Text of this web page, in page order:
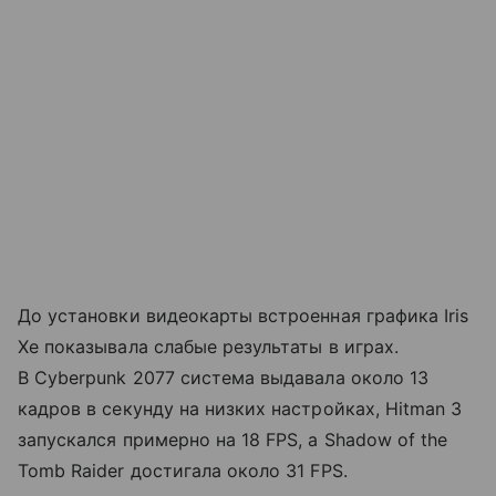
До установки видеокарты встроенная графика Iris
Xe показывала слабые результаты в играх.
В Cyberpunk 2077 система выдавала около 13
кадров в секунду на низких настройках, Hitman 3
запускался примерно на 18 FPS, а Shadow of the
Tomb Raider достигала около 31 FPS.